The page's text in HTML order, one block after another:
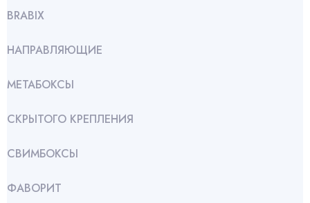
BRABIX
НАПРАВЛЯЮЩИЕ
МЕТАБОКСЫ
СКРЫТОГО КРЕПЛЕНИЯ
СВИМБОКСЫ
ФАВОРИТ